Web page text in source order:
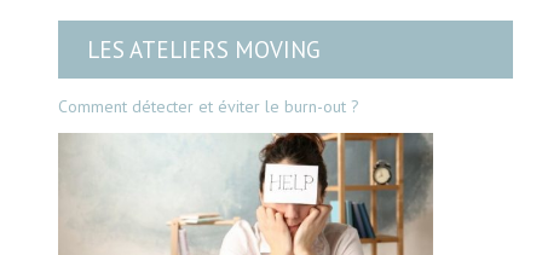
LES ATELIERS MOVING
Comment détecter et éviter le burn-out ?